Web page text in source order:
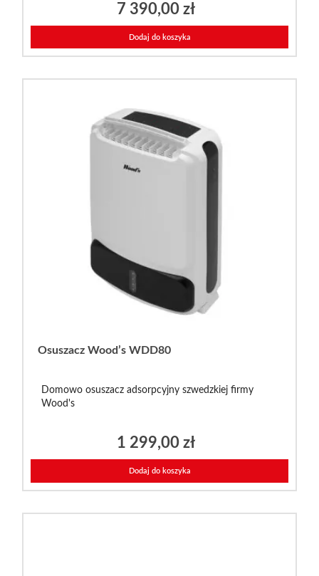
7 390,00 zł
Dodaj do koszyka
Osuszacz Wood’s WDD80
Domowo osuszacz adsorpcyjny szwedzkiej firmy
Wood's
1 299,00 zł
Dodaj do koszyka